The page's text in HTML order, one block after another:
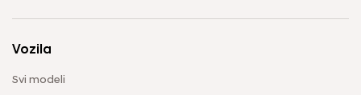
Vozila
Svi modeli